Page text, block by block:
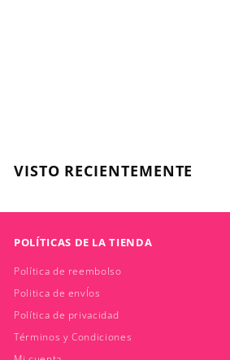
9
VISTO RECIENTEMENTE
POLÍTICAS DE LA TIENDA
Política de reembolso
Politica de envÍos
Política de privacidad
Términos y Condiciones